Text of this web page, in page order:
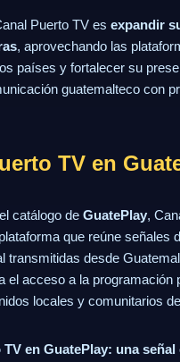
Puerto TV es expandir
, aprovechando las
países y fortalecer su
guatemalteco con
TV en
catálogo de GuatePlay,
que reúne señales
transmitidas desde
el acceso a la programación
locales y comunitarios
en GuatePlay: una